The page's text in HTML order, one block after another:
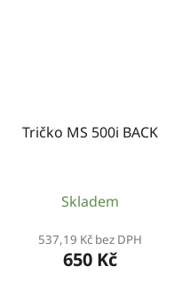
Tričko MS 500i BACK
Skladem
537,19 Kč bez DPH
650 Kč